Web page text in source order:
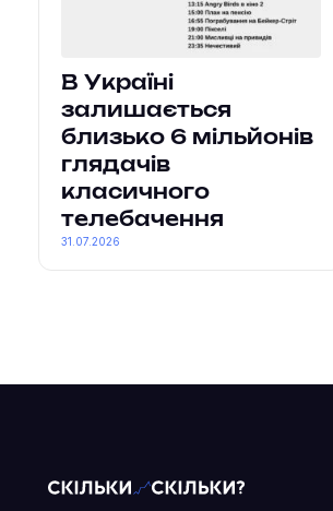
В Україні
залишається
близько 6 мільйонів
глядачів
класичного
телебачення
31.07.2026